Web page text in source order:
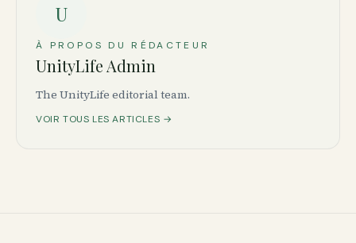
U
À PROPOS DU RÉDACTEUR
UnityLife Admin
The UnityLife editorial team.
VOIR TOUS LES ARTICLES →